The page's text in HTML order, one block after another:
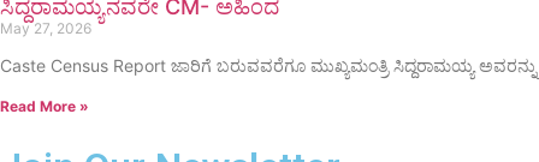
ಸಿದ್ದರಾಮಯ್ಯನವರೇ CM- ಅಹಿಂದ
May 27, 2026
Caste Census Report ಜಾರಿಗೆ ಬರುವವರೆಗೂ ಮುಖ್ಯಮಂತ್ರಿ ಸಿದ್ದರಾಮಯ್ಯ ಅವರನ್ನು
Read More »